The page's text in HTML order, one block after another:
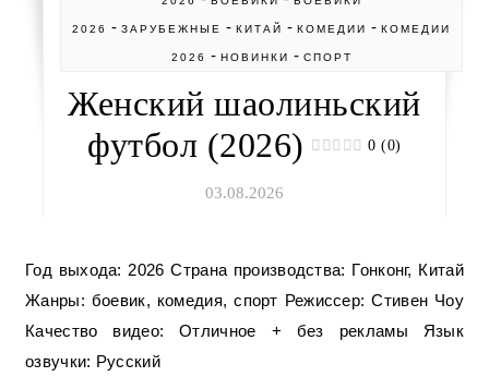
2026 -ЗАРУБЕЖНЫЕ -КИТАЙ -КОМЕДИИ -КОМЕДИИ
2026 - НОВИНКИ - СПОРТ
Женский шаолиньский
футбол (2026)
0 (0)
03.08.2026
Год выхода: 2026 Страна производства: Гонконг, Китай
Жанры: боевик, комедия, спорт Режиссер: Стивен Чоу
Качество видео: Отличное + без рекламы Язык
озвучки: Русский